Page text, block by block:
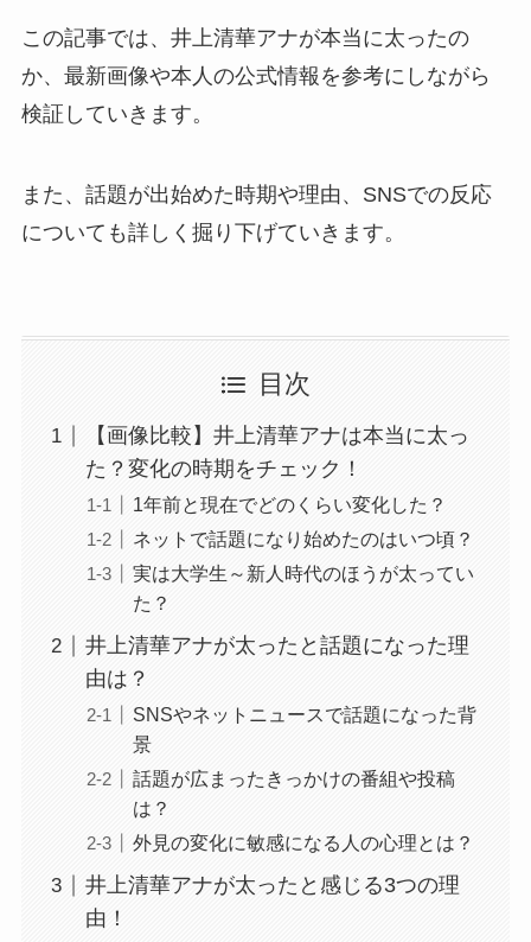
この記事では、井上清華アナが本当に太ったの
か、最新画像や本人の公式情報を参考にしながら
検証していきます。
また、話題が出始めた時期や理由、SNSでの反応
についても詳しく掘り下げていきます。
目次
【画像比較】井上清華アナは本当に太っ
た？変化の時期をチェック！
1年前と現在でどのくらい変化した？
ネットで話題になり始めたのはいつ頃？
実は大学生～新人時代のほうが太ってい
た？
井上清華アナが太ったと話題になった理
由は？
SNSやネットニュースで話題になった背
景
話題が広まったきっかけの番組や投稿
は？
外見の変化に敏感になる人の心理とは？
井上清華アナが太ったと感じる3つの理
由！